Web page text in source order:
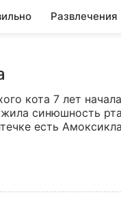
Развлечения
кота 7 лет
синюшность
есть